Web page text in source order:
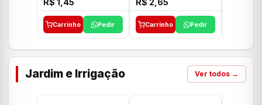
R$ 1,45
Carrinho Pedir
R$ 2,65
Carrinho Pedir
Jardim e Irrigação Ver todos →